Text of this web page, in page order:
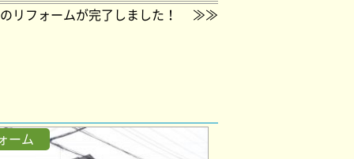
リフォームが完了しました！ ≫≫
ーム